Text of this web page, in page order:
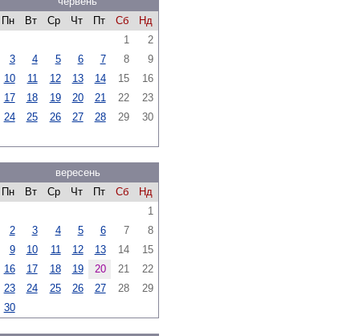
Пн
Вт Ср Чт Пт Сб
Нд
1
2
3
4 5 6 7 8
9
10
11 12 13 14 15
16
17
18 19 20 21 22
23
24
25 26 27 28 29 30
вересень
Пн
Вт Ср Чт Пт Сб
Нд
1
2
3 4 5 6 7
8
9
10 11 12 13 14
15
16
17 18 19 20 21
22
23
24 25 26 27 28
29
30